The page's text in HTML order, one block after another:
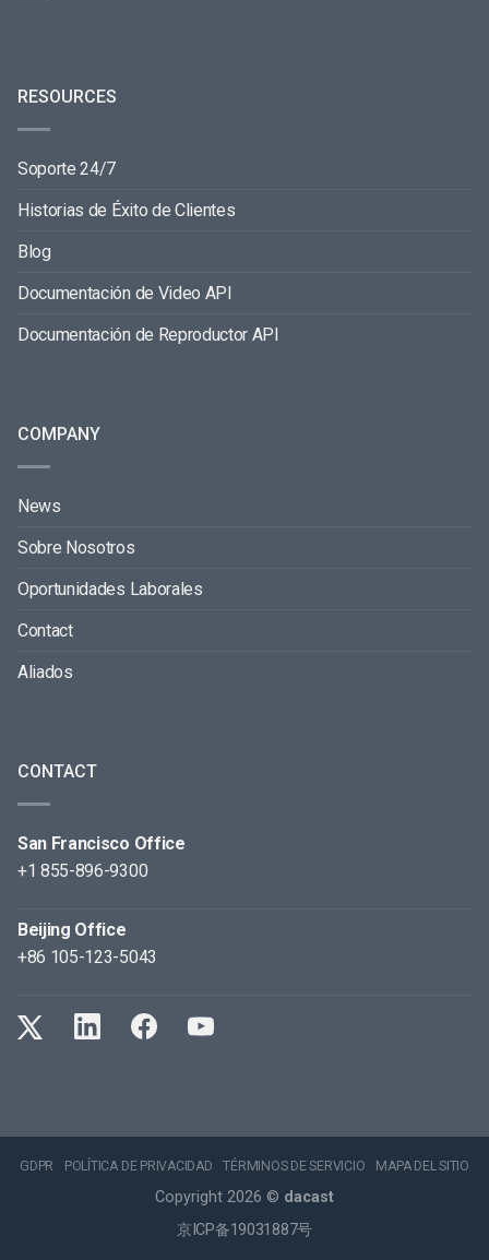
RESOURCES
Soporte 24/7
Historias de Éxito de Clientes
Blog
Documentación de Video API
Documentación de Reproductor API
COMPANY
News
Sobre Nosotros
Oportunidades Laborales
Contact
Aliados
CONTACT
San Francisco Office
+1 855-896-9300
Beijing Office
+86 105-123-5043
GDPR POLÍTICA DE PRIVACIDAD TÉRMINOS DE SERVICIO MAPA DEL SITIO
Copyright 2026 © dacast
京ICP备19031887号